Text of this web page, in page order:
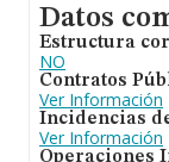
Datos
Estructura
NO
Contratos
Ver Información
Incidencias
Ver Información
Operaciones